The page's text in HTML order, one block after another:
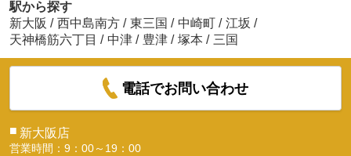
駅から探す
新大阪 / 西中島南方 / 東三国 / 中崎町 / 江坂 /
天神橋筋六丁目 / 中津 / 豊津 / 塚本 / 三国
電話でお問い合わせ
■ 新大阪店
営業時間：9：00～19：00